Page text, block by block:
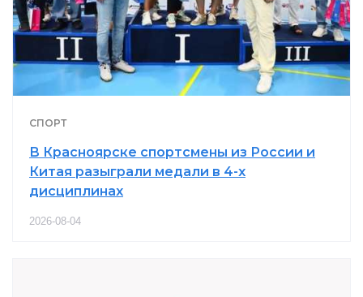
СПОРТ
В Красноярске спортсмены из России и
Китая разыграли медали в 4-х
дисциплинах
2026-08-04